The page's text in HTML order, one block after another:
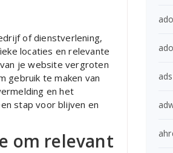
of dienstverlening,
locaties en relevante
je website vergroten
gebruik te maken van
en het
stap voor blijven en
om relevant